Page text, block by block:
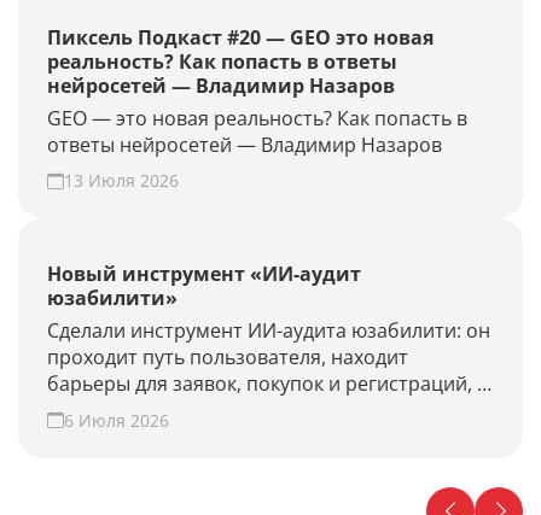
Пиксель Подкаст #20 — GEO это новая
реальность? Как попасть в ответы
нейросетей — Владимир Назаров
GEO — это новая реальность? Как попасть в
ответы нейросетей — Владимир Назаров
13 Июля 2026
Новый инструмент «ИИ-аудит
юзабилити»
Сделали инструмент ИИ-аудита юзабилити: он
проходит путь пользователя, находит
барьеры для заявок, покупок и регистраций, и
предлагает гипотезы для роста конверсии.
Проверьте свой сайт прямо сейчас!
6 Июля 2026